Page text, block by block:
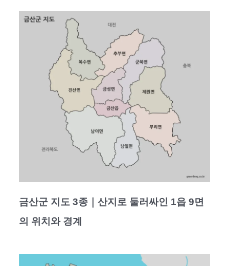
금산군 지도 3종｜산지로 둘러싸인 1읍 9면
의 위치와 경계